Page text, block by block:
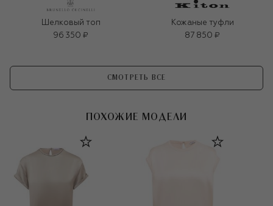
Шелковый топ
96 350 ₽
Кожаные туфли
87 850 ₽
СМОТРЕТЬ ВСЕ
ПОХОЖИЕ МОДЕЛИ